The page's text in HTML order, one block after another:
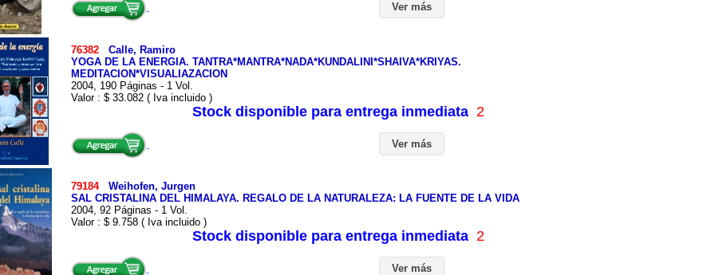
Ver más
76382 Calle, Ramiro
YOGA DE LA ENERGIA. TANTRA*MANTRA*NADA*KUNDALINI*SHAIVA*KRIYAS.
MEDITACION*VISUALIAZACION
2004, 190 Páginas - 1 Vol.
Valor : $ 33.082 ( Iva incluido )
Stock disponible para entrega inmediata 2
Ver más
79184 Weihofen, Jurgen
SAL CRISTALINA DEL HIMALAYA. REGALO DE LA NATURALEZA: LA FUENTE DE LA VIDA
2004, 92 Páginas - 1 Vol.
Valor : $ 9.758 ( Iva incluido )
Stock disponible para entrega inmediata 2
Ver más